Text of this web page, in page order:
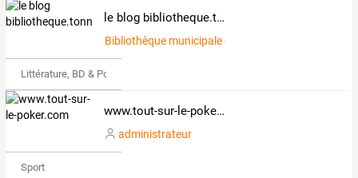
le blog bibliotheque.tonnerre
Bibliothèque municipale de Tonnerre (89)
Littérature, BD & Poésie
www.tout-sur-le-poker.com
administrateur
Sport